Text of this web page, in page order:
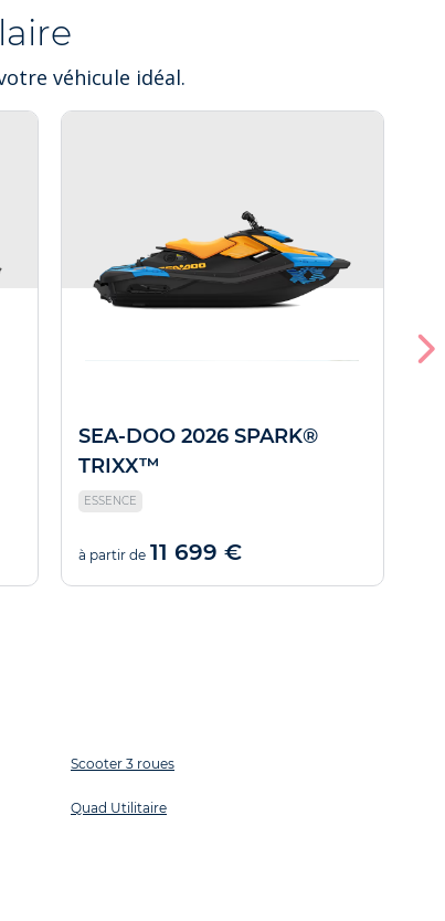
véhicule idéal.
SEA-DOO 2026 SPARK®
TRIXX™
ESSENCE
à partir de 11 699 €
Scooter 3 roues
Quad Utilitaire